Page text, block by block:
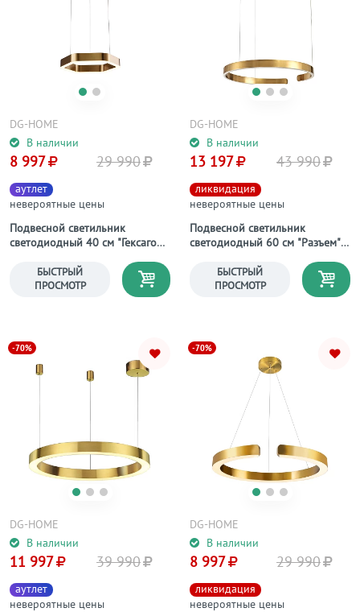
В наличии
DG-HOME
Подвесной светильник
светодиодный 40 см "Гексагон"
аутлет
невероятные цены
8 997 29 990
БЫСТРЫЙ
ПРОСМОТР
В наличии
DG-HOME
Подвесной светильник
светодиодный 60 см "Разъем"
ликвидация
невероятные цены
13 197 43 990
БЫСТРЫЙ
ПРОСМОТР
-70%
В наличии
DG-HOME
аутлет
невероятные цены
11 997 39 990
-70%
В наличии
DG-HOME
ликвидация
невероятные цены
8 997 29 990